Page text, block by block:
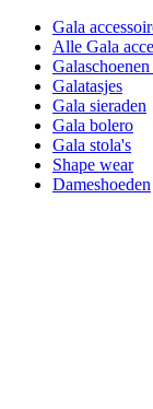
Gala
Alle Gala
Galatasjes
Gala sieraden
Gala bolero
Gala stola's
Shape wear
Dameshoeden